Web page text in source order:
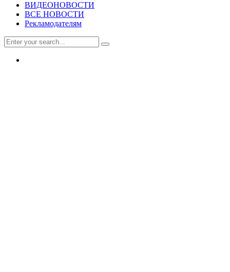
ВИДЕОНОВОСТИ
ВСЕ НОВОСТИ
Рекламодателям